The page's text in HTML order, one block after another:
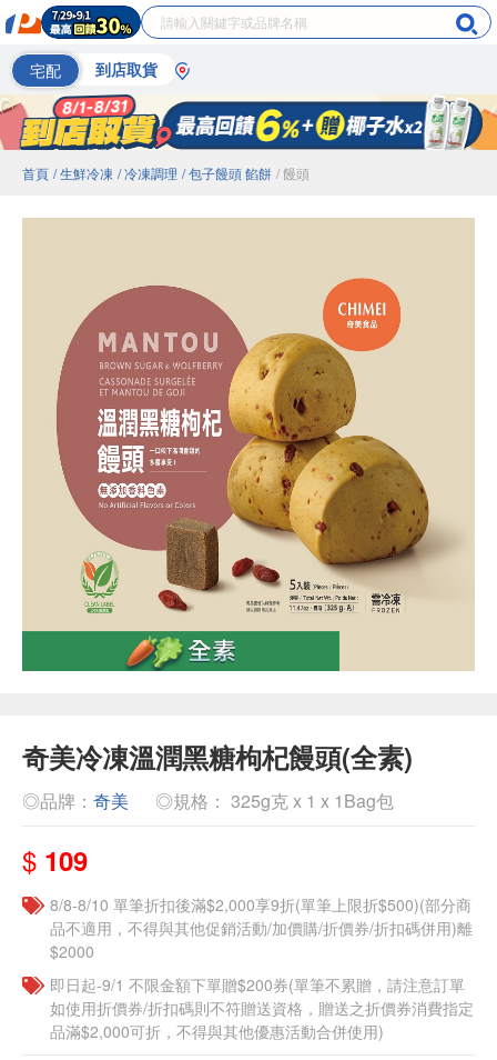
宅配 到店取貨
首頁 / 生鮮冷凍 / 冷凍調理 / 包子饅頭 餡餅 / 饅頭
奇美冷凍溫潤黑糖枸杞饅頭(全素)
◎品牌： 奇美 ◎規格： 325g克 x 1 x 1Bag包
$ 109
8/8-8/10 單筆折扣後滿$2,000享9折(單筆上限折$500)(部分商
品不適用，不得與其他促銷活動/加價購/折價券/折扣碼併用)離
$2000
即日起-9/1 不限金額下單贈$200券(單筆不累贈，請注意訂單
如使用折價券/折扣碼則不符贈送資格，贈送之折價券消費指定
品滿$2,000可折，不得與其他優惠活動合併使用)